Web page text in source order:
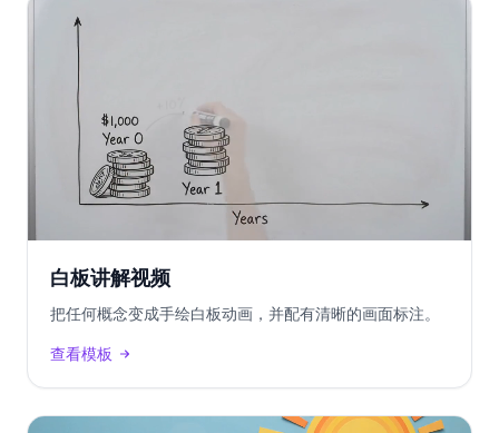
白板讲解视频
把任何概念变成手绘白板动画，并配有清晰的画面标注。
查看模板